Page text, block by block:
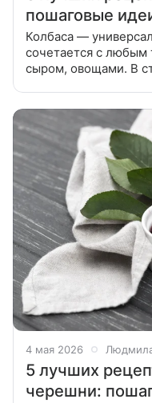
пошаговые
Колбаса —
сочетается с любым
сыром, овощами. В
4 мая 2026
5 лучших
черешни: